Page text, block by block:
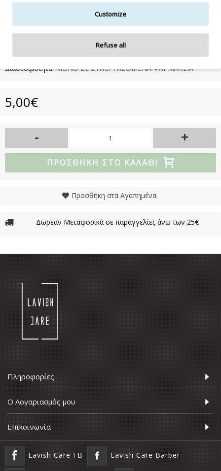
Η λίστα συστατικών δύναται να τροποποιηθεί κατά την κρίση
του κατασκευαστή.
Για την πιο πλήρη και ενημερωμένη λίστα συστατικών,
συμβουλευτείτε τη συσκευασία του προϊόντος.
Διαθεσιμότητα:ΜΟΝΟ ΣΕ ΣΥΝΕΡΓΑΖΟΜΕΝΑ ΦΑΡΜΑΚΕΙΑ
5,00€
- +
ΠΡΟΣΘΉΚΗ ΣΤΟ ΚΑΛΆΘΙ
Προσθήκη στα Αγαπημένα
Δωρεάν Μεταφορικά σε παραγγελίες άνω των 25€
Πληροφορίες
Ο Λογαριασμός μου
Επικοινωνία
Lavish Care FB Lavish Care Barber
Customize
Refuse all